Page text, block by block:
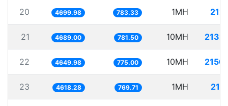
20 4699.98 783.33 1MH
21 4689.00 781.50 10MH
22 4649.98 775.00 10MH
23 4618.28 769.71 1MH